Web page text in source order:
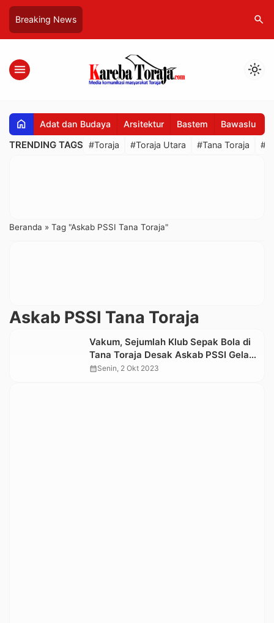
Breaking News search
menu light_mode
home Adat dan Budaya Arsitektur Bastem Bawaslu
TRENDING TAGS #Toraja #Toraja Utara #Tana Toraja
Beranda » Tag "Askab PSSI Tana Toraja"
Askab PSSI Tana Toraja
Vakum, Sejumlah Klub Sepak Bola di
Tana Toraja Desak Askab PSSI Gelar
Kongres
calendar_monthSenin, 2 Okt 2023